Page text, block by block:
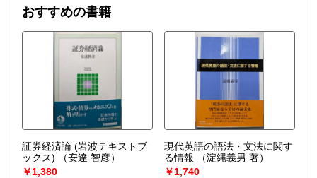
おすすめの書籍
証券経済論 (岩波テキストブ
ックス)
（安達 智彦）
￥1,380
現代英語の語法・文法に関す
る情報
（淀縄義男 著）
￥1,740